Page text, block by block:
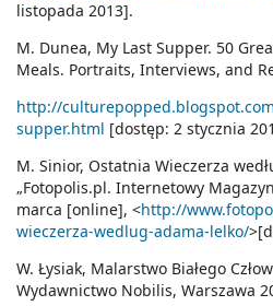
listopada 2013].
M. Dunea, My Last Supper. 50
Meals. Portraits, Interviews, and
http://
supper.html [dostęp: 2 stycznia
M. Sinior, Ostatnia Wieczerza
„Fotopolis.pl. Internetowy
marca [online], <http://
wieczerza-wedlug-adama-lelko/
W. Łysiak, Malarstwo Białego
Wydawnictwo Nobilis, Warszawa